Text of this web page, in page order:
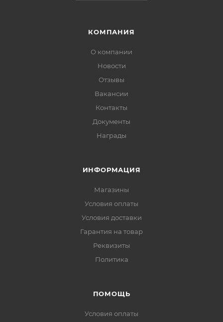
КОМПАНИЯ
О компании
Новости
Отзывы
Вакансии
Контакты
Документы
Награды
ИНФОРМАЦИЯ
Магазины
Условия оплаты
Условия доставки
Гарантия на товар
Реквизиты
Политика
ПОМОЩЬ
Условия оплаты